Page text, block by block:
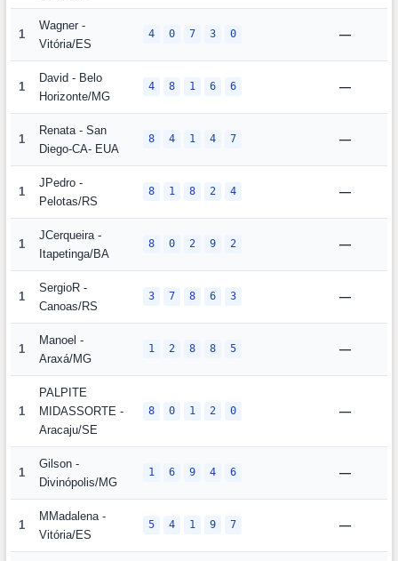
1
Wagner -
Vitória/ES
4 0 7 3 0 —
1
David - Belo
Horizonte/MG
4 8 1 6 6 —
1
Renata - San
Diego-CA- EUA
8 4 1 4 7 —
1
JPedro -
Pelotas/RS
8 1 8 2 4 —
1
JCerqueira -
Itapetinga/BA
8 0 2 9 2 —
1
SergioR -
Canoas/RS
3 7 8 6 3 —
1
Manoel -
Araxá/MG
1 2 8 8 5 —
1
PALPITE
MIDASSORTE -
Aracaju/SE
8 0 1 2 0 —
1
Gilson -
Divinópolis/MG
1 6 9 4 6 —
1
MMadalena -
Vitória/ES
5 4 1 9 7 —